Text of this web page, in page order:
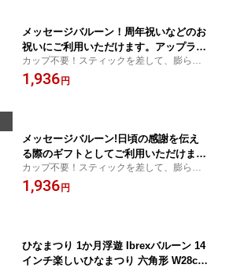
メッセージバルーン！周年祝いなどのお
祝いにご利用いただけます。アップライ
トコングラッツ祝 膨らまし後約W10cm
×H22cm 0201811547 10枚入
カップ不要！スティックを差して、膨らま
せるだけでしっかりと自立します。逆止弁
付で空気を入れるだけで簡単に膨らませる
1,936 円
メッセージバルーン!日頃の感謝を伝え
る際のギフトとしてご利用いただけま
す。アップライトありがとう丸 膨らま
し後約W10cm×H22cm 0201811548 10
カップ不要！スティックを差して、膨らま
せるだけでしっかりと自立します。逆止弁
付で空気を入れるだけで簡単に膨らませる
1,936 円
ひなまつり 1か月浮遊 Ibrexバルーン 14
インチ楽しいひなまつり 六角形 W28cm